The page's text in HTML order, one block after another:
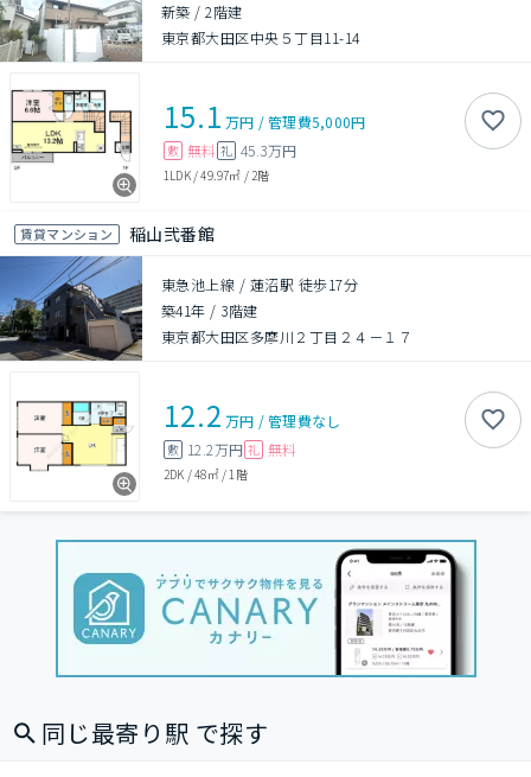
新築 /2階建
東京都大田区中央５丁目11-14
15.1 万円 /管理費5,000円
敷 無料 礼 45.3万円
1LDK/49.97㎡ / 2階
賃貸マンション 稲山弐番館
東急池上線 / 蓮沼駅 徒歩17分
築41年 / 3階建
東京都大田区多摩川２丁目２４－１７
12.2 万円 /管理費なし
敷 12.2万円 礼 無料
2DK /48㎡/ 1階
同じ最寄り駅 で探す